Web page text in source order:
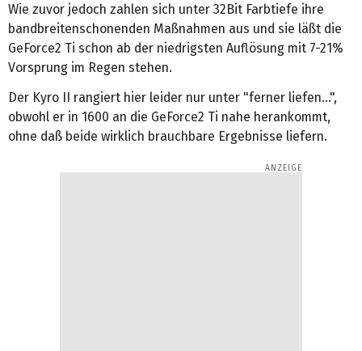
Wie zuvor jedoch zahlen sich unter 32Bit Farbtiefe ihre
bandbreitenschonenden Maßnahmen aus und sie läßt die
GeForce2 Ti schon ab der niedrigsten Auflösung mit 7-21%
Vorsprung im Regen stehen.
Der Kyro II rangiert hier leider nur unter "ferner liefen...",
obwohl er in 1600 an die GeForce2 Ti nahe herankommt,
ohne daß beide wirklich brauchbare Ergebnisse liefern.